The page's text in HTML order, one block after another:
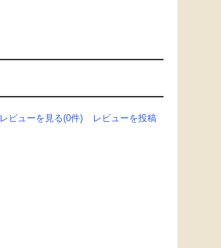
レビューを見る(0件) レビューを投稿